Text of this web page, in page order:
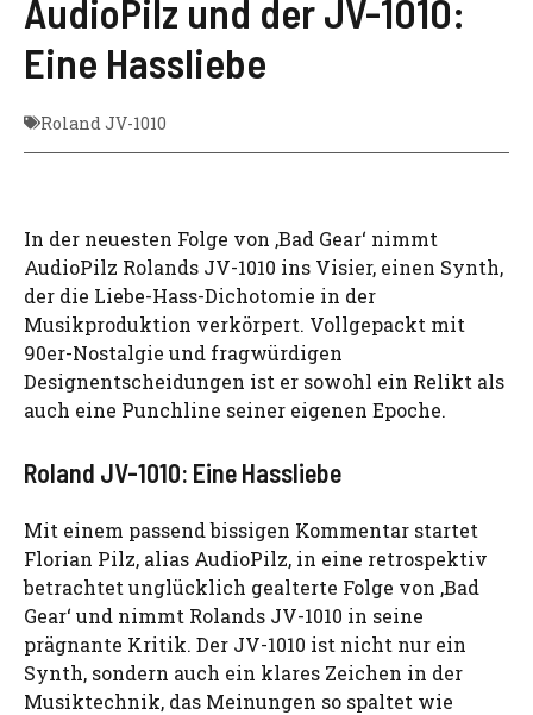
AudioPilz und der JV-1010:
Eine Hassliebe
Roland JV-1010
In der neuesten Folge von ‚Bad Gear‘ nimmt
AudioPilz Rolands JV-1010 ins Visier, einen Synth,
der die Liebe-Hass-Dichotomie in der
Musikproduktion verkörpert. Vollgepackt mit
90er-Nostalgie und fragwürdigen
Designentscheidungen ist er sowohl ein Relikt als
auch eine Punchline seiner eigenen Epoche.
Roland JV-1010: Eine Hassliebe
Mit einem passend bissigen Kommentar startet
Florian Pilz, alias AudioPilz, in eine retrospektiv
betrachtet unglücklich gealterte Folge von ‚Bad
Gear‘ und nimmt Rolands JV-1010 in seine
prägnante Kritik. Der JV-1010 ist nicht nur ein
Synth, sondern auch ein klares Zeichen in der
Musiktechnik, das Meinungen so spaltet wie